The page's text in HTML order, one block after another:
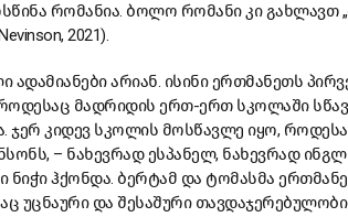
რომანია. ბოლო რომანი კი გახლავთ
2021).
ადამიანები არიან. ისინი ერთმანეთს
როდესაც მადრიდის ერთ-ერთ სკოლაში
ჯერ კიდევ სკოლის მოსწავლე იყო,
– ნახევრად ესპანელ, ნახევრად
ნიჭი ჰქონდა. ბერტამ და ტომასმა
უცნაური და შესაშური